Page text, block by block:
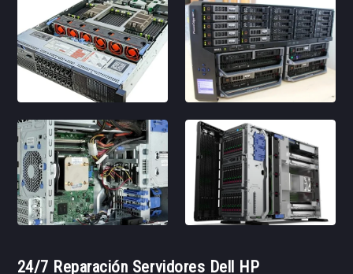
24/7 Reparación Servidores Dell HP